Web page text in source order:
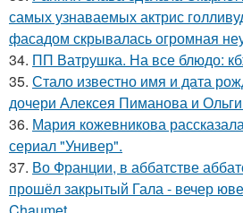
самых узнаваемых актрис
фасадом скрывалась огромная
34. ПП Ватрушка. На все блюдо:
35. Стало известно имя и дата
дочери Алексея Пиманова и
36. Мария кожевникова
сериал "Универ".
37. Во Франции, в аббатстве
прошёл закрытый Гала - вечер